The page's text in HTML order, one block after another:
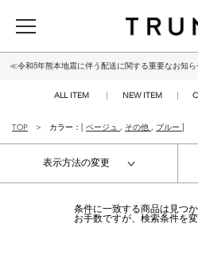
≪令和8年熊本地震に伴う配送に関する重要なお知
ALL ITEM NEW ITEM
TOP カラー：[ ベージュ , その他 , ブルー
表示方法の変更
条件に一致する商品は見つ
お手数ですが、検索条件を